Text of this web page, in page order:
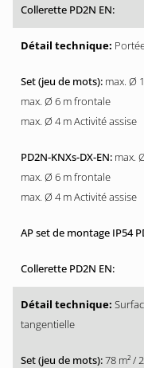
max. Ø
max. Ø 6 m frontale
max. Ø 4 m Activité assise
max.
max. Ø 6 m frontale
max. Ø 4 m Activité assise
tangentielle
78 m² /